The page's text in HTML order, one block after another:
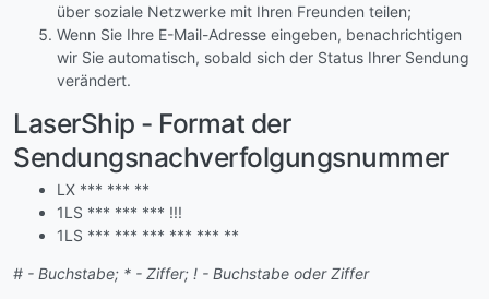
über soziale Netzwerke mit Ihren Freunden teilen;
Wenn Sie Ihre E-Mail-Adresse eingeben, benachrichtigen
wir Sie automatisch, sobald sich der Status Ihrer Sendung
verändert.
LaserShip - Format der
Sendungsnachverfolgungsnummer
LX *** *** **
1LS *** *** *** !!!
1LS *** *** *** *** *** **
# - Buchstabe; * - Ziffer; ! - Buchstabe oder Ziffer